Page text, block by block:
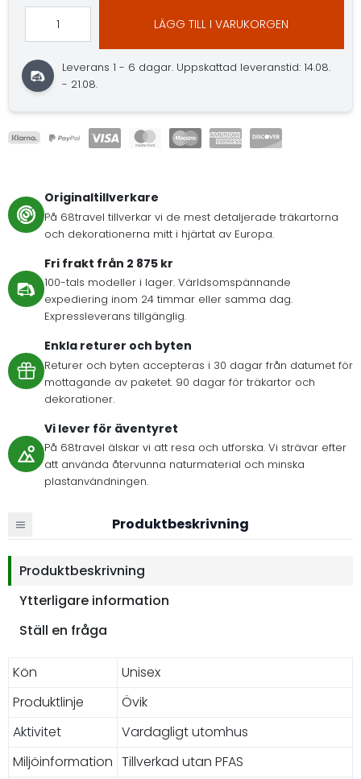
LÄGG TILL I VARUKORGEN
Leverans 1 - 6 dagar. Uppskattad leveranstid: 14.08.
- 21.08.
Originaltillverkare
På 68travel tillverkar vi de mest detaljerade träkartorna
och dekorationerna mitt i hjärtat av Europa.
Fri frakt från 2 875 kr
100-tals modeller i lager. Världsomspännande
expediering inom 24 timmar eller samma dag.
Expressleverans tillgänglig.
Enkla returer och byten
Returer och byten accepteras i 30 dagar från datumet för
mottagande av paketet. 90 dagar för träkartor och
dekorationer.
Vi lever för äventyret
På 68travel älskar vi att resa och utforska. Vi strävar efter
att använda återvunna naturmaterial och minska
plastanvändningen.
Produktbeskrivning
Produktbeskrivning
Ytterligare information
Ställ en fråga
Kön
Unisex
Produktlinje
Övik
Aktivitet
Vardagligt utomhus
Miljöinformation Tillverkad utan PFAS